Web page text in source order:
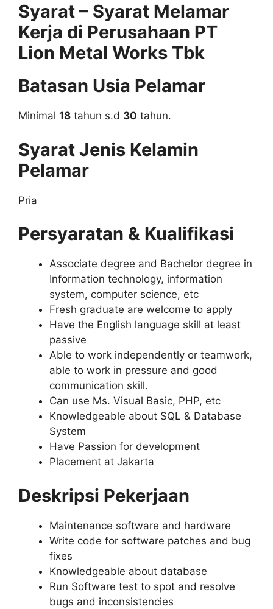
Syarat – Syarat Melamar
Kerja di Perusahaan PT
Lion Metal Works Tbk
Batasan Usia Pelamar
Minimal 18 tahun s.d 30 tahun.
Syarat Jenis Kelamin
Pelamar
Pria
Persyaratan & Kualifikasi
Associate degree and Bachelor degree in
Information technology, information
system, computer science, etc
Fresh graduate are welcome to apply
Have the English language skill at least
passive
Able to work independently or teamwork,
able to work in pressure and good
communication skill.
Can use Ms. Visual Basic, PHP, etc
Knowledgeable about SQL & Database
System
Have Passion for development
Placement at Jakarta
Deskripsi Pekerjaan
Maintenance software and hardware
Write code for software patches and bug
fixes
Knowledgeable about database
Run Software test to spot and resolve
bugs and inconsistencies